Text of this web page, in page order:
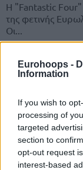
Eurohoops -
Information
If you wish to
processing of
targeted
section to
opt-out request
interest-based
Η "Fantastic Four"
της φετινής
Οι...
10/FEB/23 15:42
Νικ Καλάθης και
της
σεισμού της